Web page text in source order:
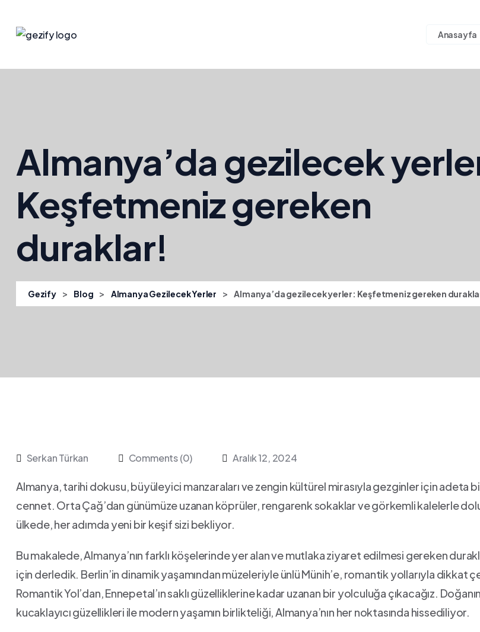
Anasayfa
Almanya’da gezilecek
Keşfetmeniz gereken
duraklar!
Gezify > Blog > Almanya Gezilecek Yerler > Almanya’da gezilecek yerler: Keşfetmeniz gereken
Serkan Türkan Comments (0) Aralık 12, 2024
Almanya, tarihi dokusu, büyüleyici manzaraları ve zengin kültürel⁢ mirasıyla ⁤gezginler ⁤için‌ adeta
cennet. Orta Çağ’dan günümüze uzanan köprüler, rengarenk​ sokaklar ve ‌görkemli kalelerle
⁣ülkede, her adımda⁢ yeni ‌bir⁣ keşif sizi bekliyor.
Bu makalede, Almanya’nın farklı köşelerinde yer alan ve mutlaka ziyaret edilmesi gereken
için derledik. Berlin’in ‌dinamik yaşamından⁢ müzeleriyle ünlü ⁣Münih’e, romantik yollarıyla dikkat
‌Romantik⁣ Yol’dan,⁢ Ennepetal’ın saklı güzelliklerine kadar‌ uzanan bir​ yolculuğa çıkacağız. ‌Doğanın
kucaklayıcı ⁣güzellikleri⁤ ile modern yaşamın‌ birlikteliği, ​Almanya’nın her noktasında‍ hissediliyor.